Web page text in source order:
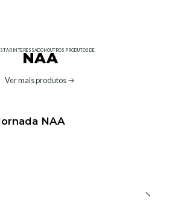
INTERESSADO NOUTROS PRODUTOS DE
NAA
Ver mais produtos
NAA